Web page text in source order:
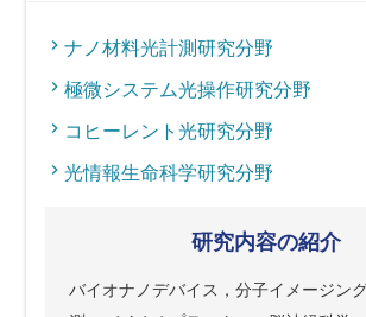
ナノ材料光計測研究分野
極微システム光操作研究分野
コヒーレント光研究分野
光情報生命科学研究分野
研究内容の紹介
バイオナノデバイス，分子イメージン